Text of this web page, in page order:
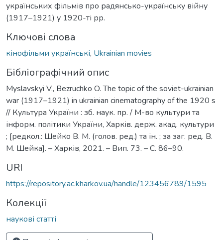
українських фільмів про радянсько-українську війну
(1917–1921) у 1920-ті рр.
Ключові слова
кінофільми українські, Ukrainian movies
Бібліографічний опис
Myslavskyi V., Bezruchko O. The topic of the soviet-ukrainian
war (1917–1921) in ukrainian cinematography of the 1920 s
// Культура України : зб. наук. пр. / М-во культури та
інформ. політики України, Харків. держ. акад. культури
; [редкол.: Шейко В. М. (голов. ред.) та ін. ; за заг. ред. В.
М. Шейка]. – Харків, 2021. – Вип. 73. – С. 86–90.
URI
https://repository.ac.kharkov.ua/handle/123456789/1595
Колекції
наукові статті